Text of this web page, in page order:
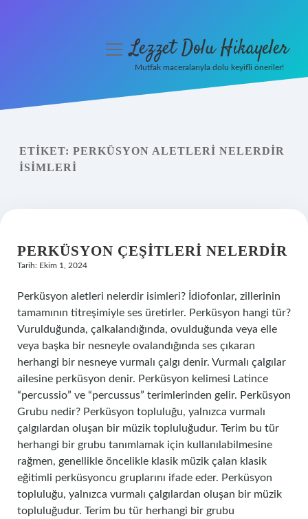
Yasal Uyarı
menüyüLezzet Dolu Hikayeler
Mutfak maceralarıyla dolu keyifli öneriler!
ETIKET: PERKÜSYON ALETLERI NELERDIR
ISIMLERI
PERKÜSYON ÇEŞITLERI NELERDIR
Tarih: Ekim 1, 2024
Perküsyon aletleri nelerdir isimleri? İdiofonlar, zillerinin
tamamının titreşimiyle ses üretirler. Perküsyon hangi tür?
Vurulduğunda, çalkalandığında, ovulduğunda veya elle
veya başka bir nesneyle ovalandığında ses çıkaran
herhangi bir nesneye vurmalı çalgı denir. Vurmalı çalgılar
ailesine perküsyon denir. Perküsyon kelimesi Latince
“percussio” ve “percussus” terimlerinden gelir. Perküsyon
Grubu nedir? Perküsyon topluluğu, yalnızca vurmalı
çalgılardan oluşan bir müzik topluluğudur. Terim bu tür
herhangi bir grubu tanımlamak için kullanılabilmesine
rağmen, genellikle öncelikle klasik müzik çalan klasik
eğitimli perküsyoncu gruplarını ifade eder. Perküsyon
topluluğu, yalnızca vurmalı çalgılardan oluşan bir müzik
topluluğudur. Terim bu tür herhangi bir grubu